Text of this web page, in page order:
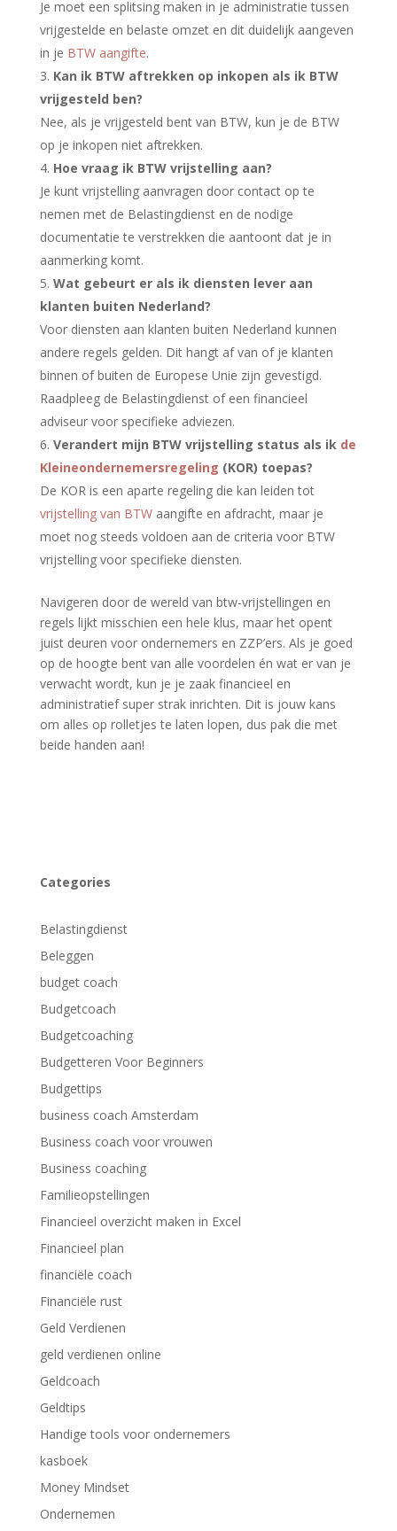
Je moet een splitsing maken in je administratie tussen
vrijgestelde en belaste omzet en dit duidelijk aangeven
in je BTW aangifte.
Kan ik BTW aftrekken op inkopen als ik BTW
vrijgesteld ben?
Nee, als je vrijgesteld bent van BTW, kun je de BTW
op je inkopen niet aftrekken.
Hoe vraag ik BTW vrijstelling aan?
Je kunt vrijstelling aanvragen door contact op te
nemen met de Belastingdienst en de nodige
documentatie te verstrekken die aantoont dat je in
aanmerking komt.
Wat gebeurt er als ik diensten lever aan
klanten buiten Nederland?
Voor diensten aan klanten buiten Nederland kunnen
andere regels gelden. Dit hangt af van of je klanten
binnen of buiten de Europese Unie zijn gevestigd.
Raadpleeg de Belastingdienst of een financieel
adviseur voor specifieke adviezen.
Verandert mijn BTW vrijstelling status als ik de
Kleineondernemersregeling (KOR) toepas?
De KOR is een aparte regeling die kan leiden tot
vrijstelling van BTWaangifte en afdracht, maar je
moet nog steeds voldoen aan de criteria voor BTW
vrijstelling voor specifieke diensten.
Navigeren door de wereld van btw-vrijstellingen en
regels lijkt misschien een hele klus, maar het opent
juist deuren voor ondernemers en ZZP’ers. Als je goed
op de hoogte bent van alle voordelen én wat er van je
verwacht wordt, kun je je zaak financieel en
administratief super strak inrichten. Dit is jouw kans
om alles op rolletjes te laten lopen, dus pak die met
beide handen aan!
Categories
Belastingdienst
Beleggen
budget coach
Budgetcoach
Budgetcoaching
Budgetteren Voor Beginners
Budgettips
business coach Amsterdam
Business coach voor vrouwen
Business coaching
Familieopstellingen
Financieel overzicht maken in Excel
Financieel plan
financiële coach
Financiële rust
Geld Verdienen
geld verdienen online
Geldcoach
Geldtips
Handige tools voor ondernemers
kasboek
Money Mindset
Ondernemen